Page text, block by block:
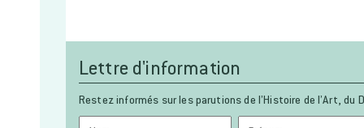
Lettre d'information
Restez informés sur les parutions de l’Histoire de l’Art, du